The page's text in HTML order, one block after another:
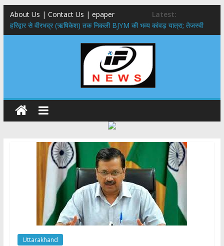
About Us | Contact Us | epaper
Latest:
​हरिद्वार से वीरभद्र (ऋषिकेश) तक निकली BJYM की भव्य कांवड़ यात्रा; तेजस्वी
सूर्या ने की देश व प्रदेशवासियों के कल्याण की कामना
नंदा की चौकी पुल हादसा: PWD के EE, AE और JE निलंबित, सीएम धामी के निर्देश
मुख्यमंत्री ने 9 लाख 87 हजार17 पेंशन लाभार्थियों को कुल 146 करोड़ 32 लाख
राष्ट्रीय हथकरघा दिवस पर मुख्यमंत्री धामी ने उत्कृष्ट बुनकरों और हस्तशिल्प
कारीगरों को किया सम्मानित
​धामी कैबिनेट का बड़ा फैसला: पशुपालकों को 60% तक सब्सिडी, गंगा एक्सप्रेसवे का
हरिद्वार तक होगा विस्तार
Uttarakhand